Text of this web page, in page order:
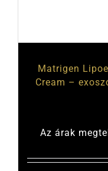
Matrigen
Cream –
Az árak